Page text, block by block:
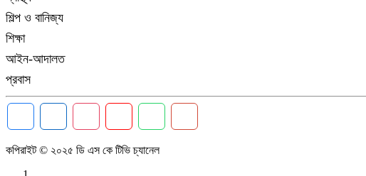
শিল্প ও বানিজ্য
শিক্ষা
আইন-আদালত
প্রবাস
কপিরাইট © ২০২৫ ডি এস কে টিভি চ্যানেল